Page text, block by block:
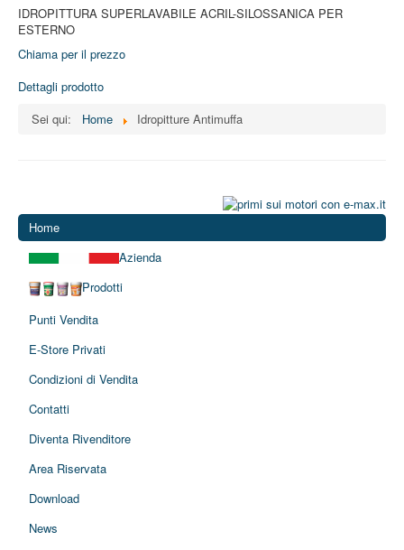
Condizioni di Vendita
Privacy
Diventa Rivenditore
Download
IDROPITTURA SUPERLAVABILE ACRIL-SILOSSANICA PER
ESTERNO
Chiama per il prezzo
Dettagli prodotto
Sei qui:
Home Idropitture Antimuffa
Home
Azienda
Prodotti
Punti Vendita
E-Store Privati
Condizioni di Vendita
Contatti
Diventa Rivenditore
Area Riservata
Download
News